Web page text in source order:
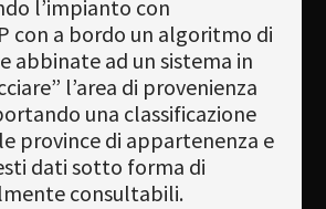
l’impianto con
con a bordo un algoritmo di
abbinate ad un sistema in
l’area di provenienza
una classificazione
province di appartenenza e
dati sotto forma di
consultabili.